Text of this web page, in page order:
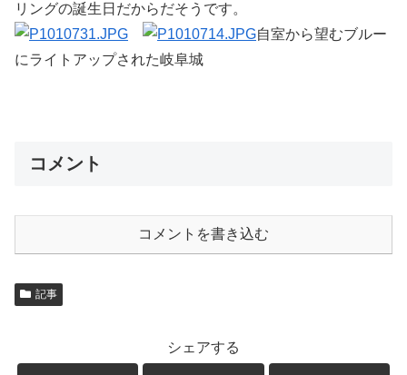
リングの誕生日だからだそうです。
自室から望むブルー
にライトアップされた岐阜城
コメント
コメントを書き込む
記事
シェアする